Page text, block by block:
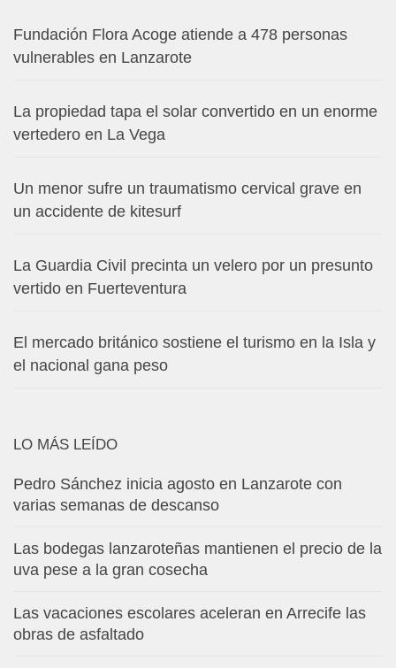
Fundación Flora Acoge atiende a 478 personas
vulnerables en Lanzarote
La propiedad tapa el solar convertido en un enorme
vertedero en La Vega
Un menor sufre un traumatismo cervical grave en
un accidente de kitesurf
La Guardia Civil precinta un velero por un presunto
vertido en Fuerteventura
El mercado británico sostiene el turismo en la Isla y
el nacional gana peso
LO MÁS LEÍDO
Pedro Sánchez inicia agosto en Lanzarote con
varias semanas de descanso
Las bodegas lanzaroteñas mantienen el precio de la
uva pese a la gran cosecha
Las vacaciones escolares aceleran en Arrecife las
obras de asfaltado